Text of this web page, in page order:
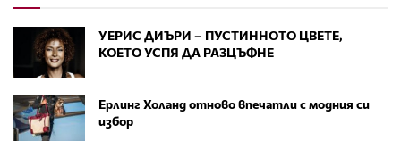
УЕРИС ДИЪРИ – ПУСТИННОТО ЦВЕТЕ,
КОЕТО УСПЯ ДА РАЗЦЪФНЕ
Ерлинг Холанд отново впечатли с модния си
избор